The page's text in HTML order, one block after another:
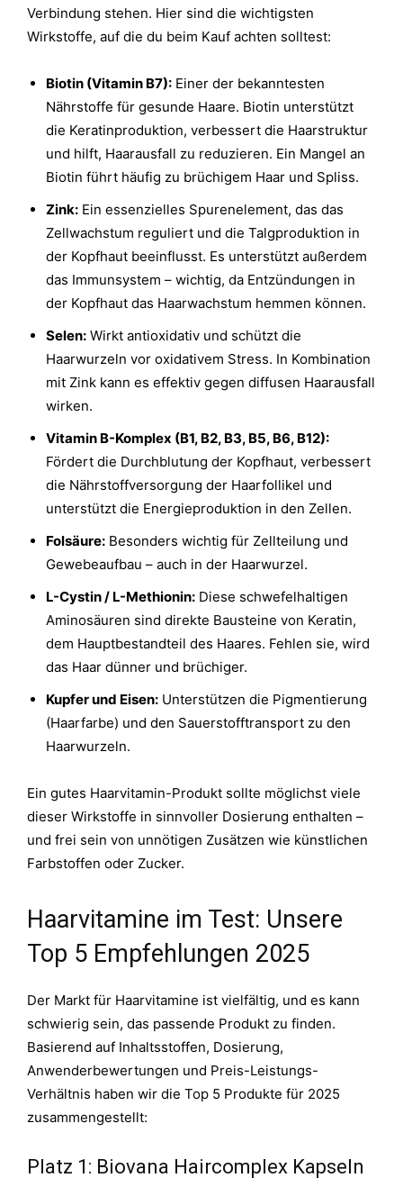
Verbindung stehen. Hier sind die wichtigsten
Wirkstoffe, auf die du beim Kauf achten solltest:
Biotin (Vitamin B7): Einer der bekanntesten
Nährstoffe für gesunde Haare. Biotin unterstützt
die Keratinproduktion, verbessert die Haarstruktur
und hilft, Haarausfall zu reduzieren. Ein Mangel an
Biotin führt häufig zu brüchigem Haar und Spliss.
Zink: Ein essenzielles Spurenelement, das das
Zellwachstum reguliert und die Talgproduktion in
der Kopfhaut beeinflusst. Es unterstützt außerdem
das Immunsystem – wichtig, da Entzündungen in
der Kopfhaut das Haarwachstum hemmen können.
Selen: Wirkt antioxidativ und schützt die
Haarwurzeln vor oxidativem Stress. In Kombination
mit Zink kann es effektiv gegen diffusen Haarausfall
wirken.
Vitamin B-Komplex (B1, B2, B3, B5, B6, B12):
Fördert die Durchblutung der Kopfhaut, verbessert
die Nährstoffversorgung der Haarfollikel und
unterstützt die Energieproduktion in den Zellen.
Folsäure: Besonders wichtig für Zellteilung und
Gewebeaufbau – auch in der Haarwurzel.
L-Cystin / L-Methionin: Diese schwefelhaltigen
Aminosäuren sind direkte Bausteine von Keratin,
dem Hauptbestandteil des Haares. Fehlen sie, wird
das Haar dünner und brüchiger.
Kupfer und Eisen: Unterstützen die Pigmentierung
(Haarfarbe) und den Sauerstofftransport zu den
Haarwurzeln.
Ein gutes Haarvitamin-Produkt sollte möglichst viele
dieser Wirkstoffe in sinnvoller Dosierung enthalten –
und frei sein von unnötigen Zusätzen wie künstlichen
Farbstoffen oder Zucker.
Haarvitamine im Test: Unsere
Top 5 Empfehlungen 2025
Der Markt für Haarvitamine ist vielfältig, und es kann
schwierig sein, das passende Produkt zu finden.
Basierend auf Inhaltsstoffen, Dosierung,
Anwenderbewertungen und Preis-Leistungs-
Verhältnis haben wir die Top 5 Produkte für 2025
zusammengestellt:
Platz 1: Biovana Haircomplex Kapseln